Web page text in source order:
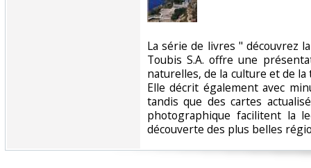
‎La série de livres " découvrez
Toubis S.A. offre une
naturelles, de la culture et de
Elle décrit également avec
tandis que des cartes
photographique facilitent la
découverte des plus belles